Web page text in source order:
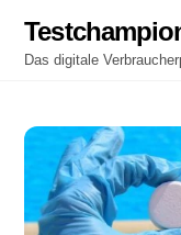
content
Das digitale